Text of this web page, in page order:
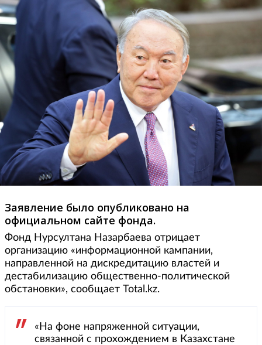
Заявление было опубликовано на
официальном сайте фонда.
Фонд Нурсултана Назарбаева отрицает
организацию «информационной кампании,
направленной на дискредитацию властей и
дестабилизацию общественно-политической
обстановки», сообщает Total.kz.
«На фоне напряженной ситуации,
связанной с прохождением в Казахстане